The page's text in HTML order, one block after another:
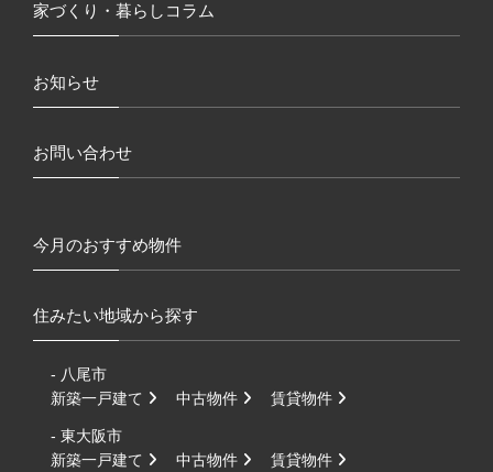
家づくり・暮らしコラム
お知らせ
お問い合わせ
今月のおすすめ物件
住みたい地域から探す
- 八尾市
新築一戸建て
中古物件 賃貸物件
- 東大阪市
新築一戸建て
中古物件 賃貸物件